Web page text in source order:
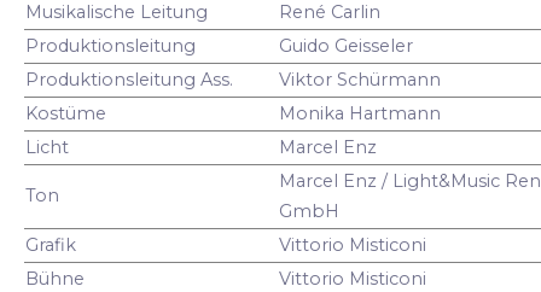
Musikalische Leitung
René Carlin
Produktionsleitung
Guido Geisseler
Produktionsleitung Ass.
Viktor Schürmann
Kostüme
Monika Hartmann
Licht
Marcel Enz
Ton
Marcel Enz / Light&Music
GmbH
Grafik
Vittorio Misticoni
Bühne
Vittorio Misticoni